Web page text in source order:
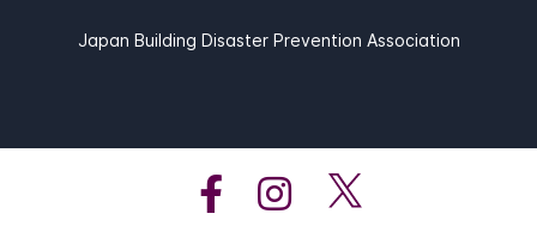
Japan Building Disaster Prevention Association